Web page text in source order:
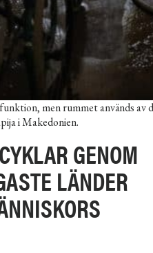
men rummet används av
i Makedonien.
GENOM
LÄNDER